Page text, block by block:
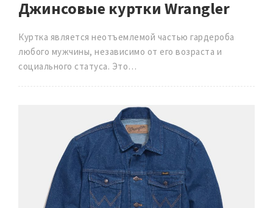
Джинсовые куртки Wrangler
Куртка является неотъемлемой частью гардероба
любого мужчины, независимо от его возраста и
социального статуса. Это…